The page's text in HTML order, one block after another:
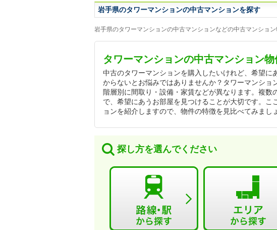
岩手県のタワーマンションの中古マンションを探す
岩手県のタワーマンションの中古マンションなどの中古マンショ
タワーマンションの中古マンション
中古のタワーマンションを購入したいけれど、希望に
からないとお悩みではありませんか？タワーマンショ
階層別に間取り・設備・家賃などが異なります。複数
で、希望にあうお部屋を見つけることが大切です。こ
ョンを紹介しますので、物件の特徴を見比べてみまし
探し方を選んでください